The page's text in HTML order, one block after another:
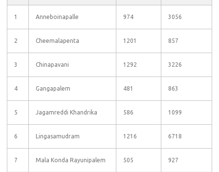
1 Anneboinapalle 974 3056
2 Cheemalapenta 1201 857
3 Chinapavani 1292 3226
4 Gangapalem 481 863
5 Jagamreddi Khandrika 586 1099
6 Lingasamudram 1216 6718
7 Mala Konda Rayunipalem 505 927